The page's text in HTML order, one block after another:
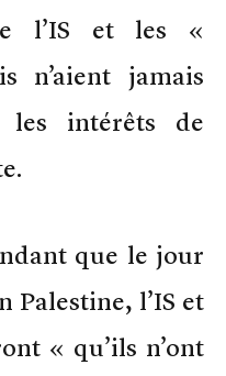
l’IS et les «
n’aient jamais
les intérêts de
que le jour
Palestine, l’IS et
« qu’ils n’ont